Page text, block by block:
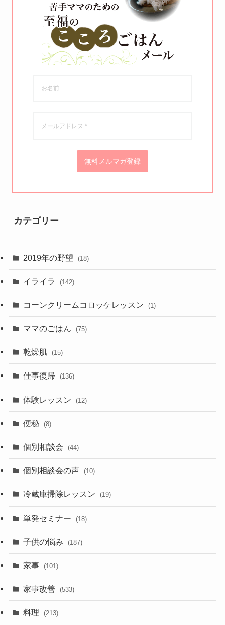
無料メルマガ登録
カテゴリー
2019年の野望 (18)
イライラ (142)
コーンクリームコロッケレッスン (1)
ママのごはん (75)
乾燥肌 (15)
仕事復帰 (136)
体験レッスン (12)
便秘 (8)
個別相談会 (44)
個別相談会の声 (10)
冷蔵庫掃除レッスン (19)
単発セミナー (18)
子供の悩み (187)
家事 (101)
家事改善 (533)
料理 (213)